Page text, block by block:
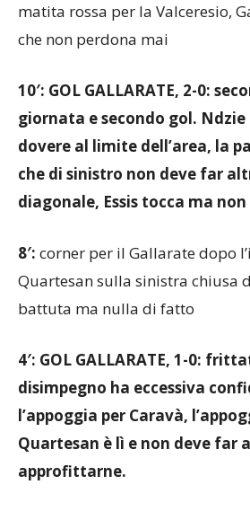
matita rossa per la Valceresio,
che non perdona mai
10′: GOL GALLARATE, 2-0:
giornata e secondo gol.
dovere al limite dell’area, la
che di sinistro non deve far
diagonale, Essis tocca ma
8′: corner per il Gallarate dopo
Quartesan sulla sinistra chiusa
battuta ma nulla di fatto
4′: GOL GALLARATE, 1-0:
disimpegno ha eccessiva
l’appoggia per Caravà,
Quartesan è lì e non deve far
approfittarne.